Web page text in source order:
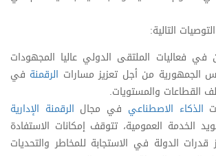
التالية:
في فعاليات الملتقى الدولي عاليا المجهودات
الجمهورية من أجل تعزيز مسارات الرقمنة في
القطاعات والمستويات.
الذكاء الاصطناعي في مجال الرقمنة الإدارية
الخدمة العمومية، تتوقف إمكانات الاستفادة
الدولة في الاستجابة للمخاطر والتحديات